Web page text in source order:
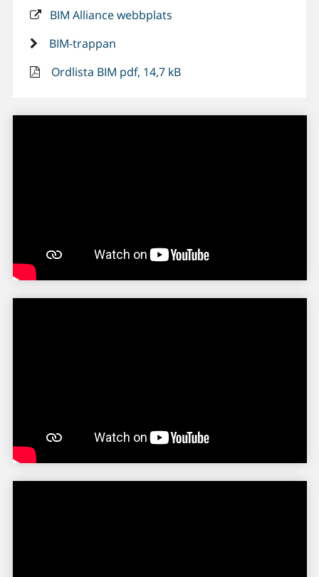
BIM Alliance webbplats
BIM-trappan
Ordlista BIM pdf, 14,7 kB